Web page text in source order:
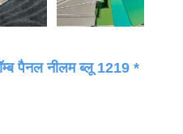
पैनल नीलम ब्लू 1219 *